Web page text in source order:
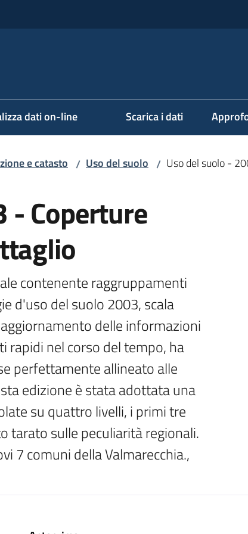
dati on-line Scarica i dati
e catasto / Uso del suolo / Uso del suolo -
- Coperture
contenente raggruppamenti
d'uso del suolo 2003, scala
delle informazioni
nel corso del tempo, ha
perfettamente allineato alle
edizione è stata adottata una
su quattro livelli, i primi tre
tarato sulle peculiarità regionali.
7 comuni della Valmarecchia.,